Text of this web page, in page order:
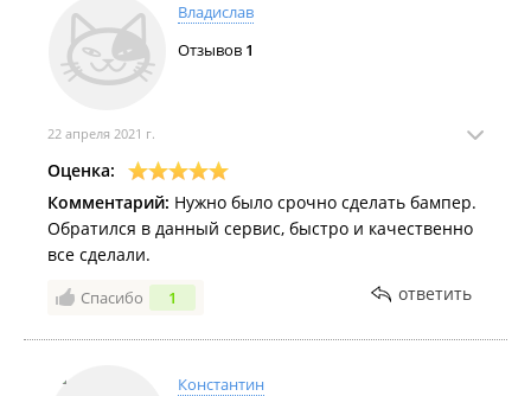
Владислав
Отзывов 1
22 апреля 2021 г.
Оценка:
Комментарий: Нужно было срочно сделать бампер.
Обратился в данный сервис, быстро и качественно
все сделали.
Спасибо 1 ответить
Константин